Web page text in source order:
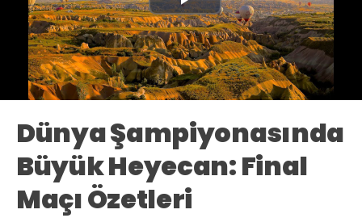
Play
Video
Dünya Şampiyonasında
Büyük Heyecan: Final
Maçı Özetleri